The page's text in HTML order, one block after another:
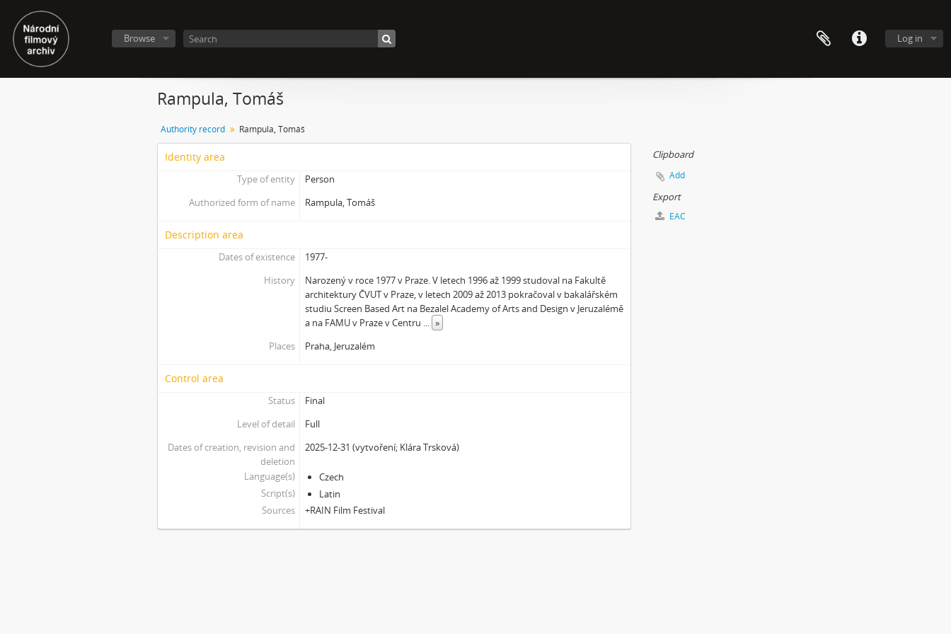
Log in
Browse
Rampula, Tomáš
Authority record Rampula, Tomáš
Identity area
Type of entity
Person
Authorized form of name
Rampula, Tomáš
Description area
Dates of existence
1977-
History
Narozený v roce 1977 v Praze. V letech 1996 až 1999 studoval na Fakultě
architektury ČVUT v Praze, v letech 2009 až 2013 pokračoval v bakalářském
studiu Screen Based Art na Bezalel Academy of Arts and Design v Jeruzalémě
a na FAMU v Praze v Centru ... »
Places
Praha, Jeruzalém
Control area
Status
Final
Level of detail
Full
Dates of creation, revision and
deletion
2025-12-31 (vytvoření; Klára Trsková)
Language(s)
Czech
Script(s)
Latin
Sources
+RAIN Film Festival
Clipboard
Add
Export
EAC